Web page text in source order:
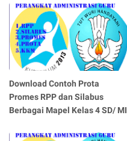
Download Contoh Prota
Promes RPP dan Silabus
Berbagai Mapel Kelas 4 SD/ MI